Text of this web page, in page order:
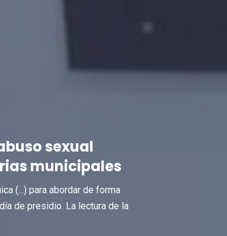
sexual
municipales
(...) para abordar de forma
de presidio. La lectura de la